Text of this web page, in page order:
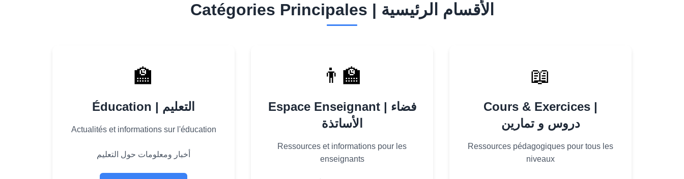
Catégories Principales | الأقسام الرئيسية
🏫
Éducation | التعليم
Actualités et informations sur l'éducation
أخبار ومعلومات حول التعليم
👨‍🏫
Espace Enseignant | فضاء
الأساتذة
Ressources et informations pour les
enseignants
📖
Cours & Exercices |
دروس و تمارين
Ressources pédagogiques pour tous les
niveaux